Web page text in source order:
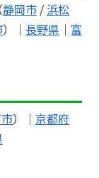
（静岡市 / 浜松
）｜ 長野県 ｜ 富
）｜ 京都府